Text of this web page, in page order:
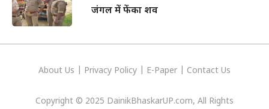
जंगल में फेंका शव
About Us Privacy Policy E-Paper Contact Us
Copyright © 2025 DainikBhaskarUP.com, All Rights